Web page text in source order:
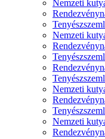
Nemzeti
Nemzeti
Nemzeti
Nemzeti